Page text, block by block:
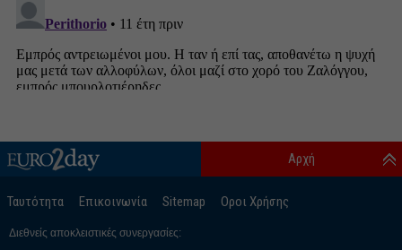
Ταυτότητα Επικοινωνία Sitemap Οροι Χρήσης
Αρχή
Διεθνείς αποκλειστικές συνεργασίες: